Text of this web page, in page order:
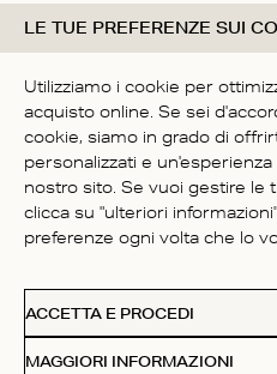
Comunicaci
SII IL PRIMO
UNA
LE TUE PREFERENZE SUI
Utilizziamo i cookie per
acquisto online. Se sei
cookie, siamo in grado di
personalizzati e
nostro sito. Se vuoi gestire le
clicca su "ulteriori
preferenze ogni volta che lo
ACCETTA E PROCEDI
MAGGIORI INFORMAZIONI